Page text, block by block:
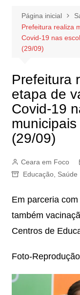
Página inicial
Prefeitura realiza
Covid-19 nas
(29/09)
Prefeitura
etapa de
Covid-19
(29/09)
Ceara em Foco
Educação, Saúde
Em parceria
também
Centros de
Foto-Reprodução